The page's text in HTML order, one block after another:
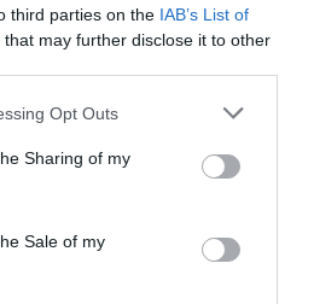
third parties on the IAB’s List of
that may further disclose it to other
Opt Outs
Sharing of my
Sale of my
de un 70% en veinte años y
de la jornada «La artrosis en el
Servicios Sociales e Igualdad. El
Madrid se convertirá en la capital de
la celebración del Congreso